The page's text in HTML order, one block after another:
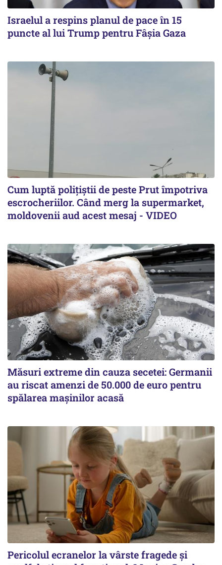
Israelul a respins planul de pace în 15
puncte al lui Trump pentru Fâșia Gaza
Cum luptă polițiștii de peste Prut împotriva
escrocheriilor. Când merg la supermarket,
moldovenii aud acest mesaj - VIDEO
Măsuri extreme din cauza secetei: Germanii
au riscat amenzi de 50.000 de euro pentru
spălarea mașinilor acasă
Pericolul ecranelor la vârste fragede și